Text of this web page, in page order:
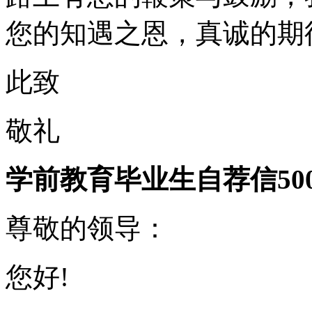
您的知遇之恩，真诚的
此致
敬礼
学前教育毕业生自荐信
尊敬的领导：
您好!